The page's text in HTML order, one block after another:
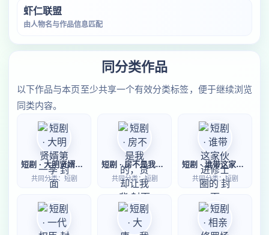
虾仁联盟
由人物名与作品信息匹配
同分类作品
以下作品与本页至少共享一个有效分类标签，便于继续浏览
同类内容。
短剧 · 大明贤婿第一季
共同分类：短剧
短剧 · 房不是我的，贷却让我背
共同分类：短剧
短剧 · 谁带这家伙进修士圈的
共同分类：短剧